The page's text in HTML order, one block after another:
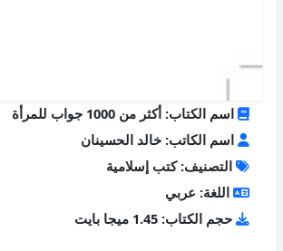
اسم الكتاب: أكثر من 1000 جواب للمرأة
اسم الكاتب: خالد الحسينان
التصنيف: كتب إسلامية
اللغة: عربي
حجم الكتاب: 1.45 ميجا بايت